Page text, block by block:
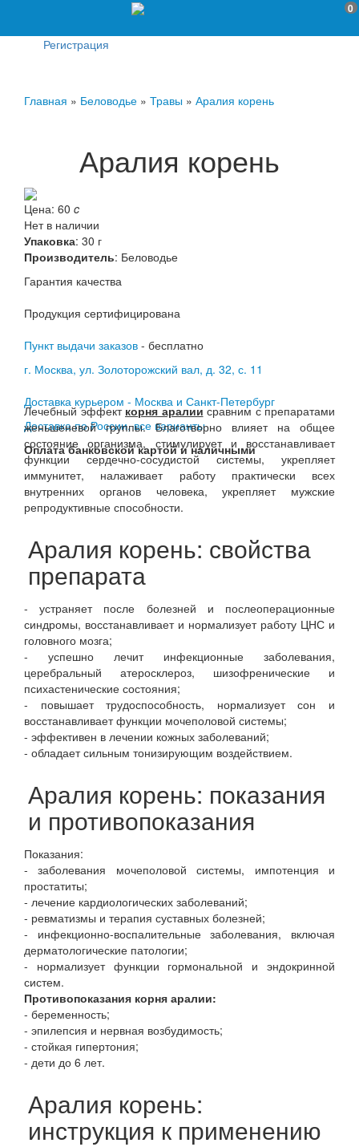
0
Регистрация
Главная » Беловодье » Травы » Аралия корень
Аралия корень
Цена: 60 c
Нет в наличии
Упаковка: 30 г
Производитель: Беловодье
Гарантия качества
Продукция сертифицирована
Пункт выдачи заказов - бесплатно
г. Москва, ул. Золоторожский вал, д. 32, с. 11
Доставка курьером - Москва и Санкт-Петербург
Доставка по России, все варианты
Оплата банковской картой и наличными
Лечебный эффекткорня аралиисравним с препаратами
женьшеневой группы. Благотворно влияет на общее
состояние организма, стимулирует и восстанавливает
функции сердечно-сосудистой системы, укрепляет
иммунитет, налаживает работу практически всех
внутренних органов человека, укрепляет мужские
репродуктивные способности.
Аралия корень: свойства
препарата
- устраняет после болезней и послеоперационные
синдромы, восстанавливает и нормализует работу ЦНС и
головного мозга;
- успешно лечит инфекционные заболевания,
церебральный атеросклероз, шизофренические и
психастенические состояния;
- повышает трудоспособность, нормализует сон и
восстанавливает функции мочеполовой системы;
- эффективен в лечении кожных заболеваний;
- обладает сильным тонизирующим воздействием.
Аралия корень: показания
и противопоказания
Показания:
- заболевания мочеполовой системы, импотенция и
простатиты;
- лечение кардиологических заболеваний;
- ревматизмы и терапия суставных болезней;
- инфекционно-воспалительные заболевания, включая
дерматологические патологии;
- нормализует функции гормональной и эндокринной
систем.
Противопоказания корня аралии:
- беременность;
- эпилепсия и нервная возбудимость;
- стойкая гипертония;
- дети до 6 лет.
Аралия корень:
инструкция к применению